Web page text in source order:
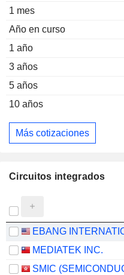
1 mes
Año en curso
1 año
3 años
5 años
10 años
Más cotizaciones
Circuitos integrados
MEDIATEK INC.